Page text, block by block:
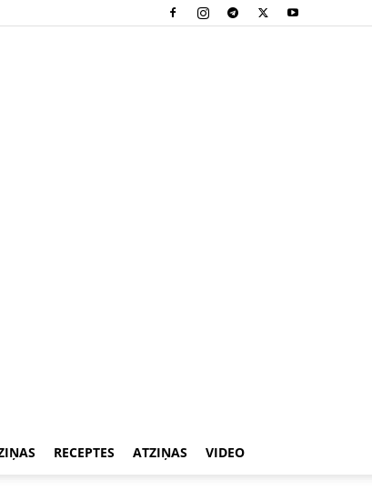
RECEPTES ATZIŅAS VIDEO